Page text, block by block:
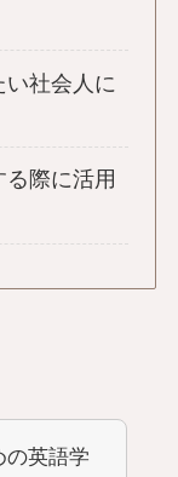
社会人に
際に活用
の英語学